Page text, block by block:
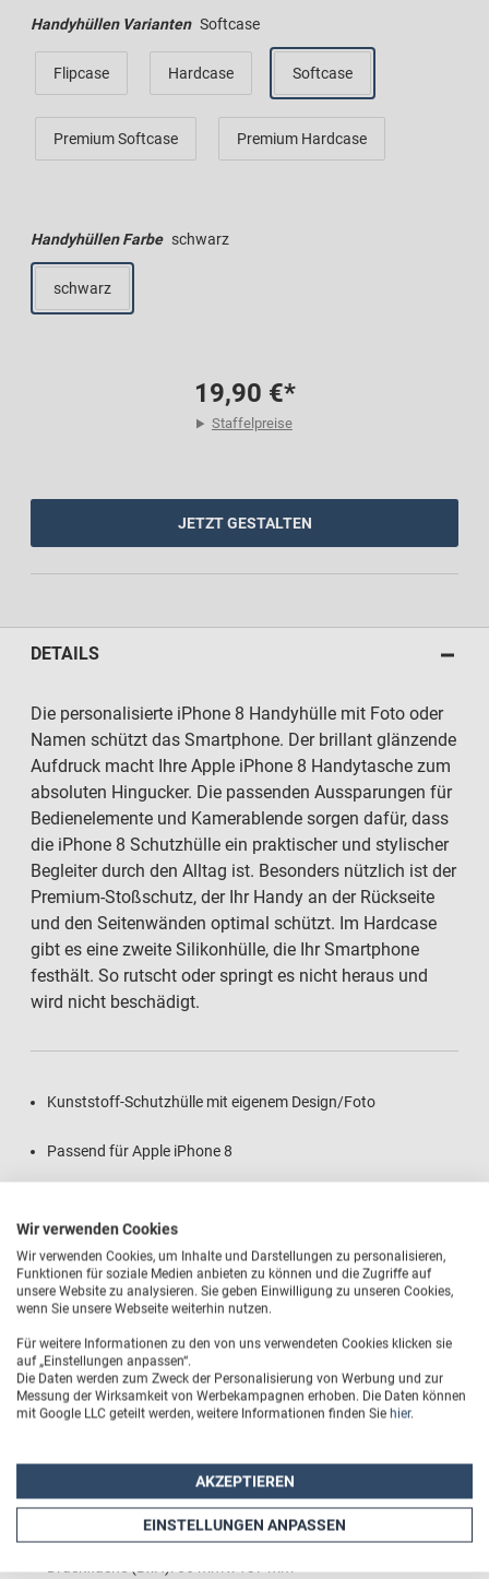
Handyhüllen Varianten Softcase
Flipcase Hardcase Softcase
Premium Softcase Premium Hardcase
Handyhüllen Farbe schwarz
schwarz
19,90 €*
Staffelpreise
JETZT GESTALTEN
DETAILS
Die personalisierte iPhone 8 Handyhülle mit Foto oder
Namen schützt das Smartphone. Der brillant glänzende
Aufdruck macht Ihre Apple iPhone 8 Handytasche zum
absoluten Hingucker. Die passenden Aussparungen für
Bedienelemente und Kamerablende sorgen dafür, dass
die iPhone 8 Schutzhülle ein praktischer und stylischer
Begleiter durch den Alltag ist. Besonders nützlich ist der
Premium-Stoßschutz, der Ihr Handy an der Rückseite
und den Seitenwänden optimal schützt. Im Hardcase
gibt es eine zweite Silikonhülle, die Ihr Smartphone
festhält. So rutscht oder springt es nicht heraus und
wird nicht beschädigt.
Kunststoff-Schutzhülle mit eigenem Design/Foto
Passend für Apple iPhone 8
Farben: Weiß, Schwarz
Rückseite metallverstärkt
Brillant glänzende Foto-Druckqualität
Absolut kratzfester Aufdruck
Kamerablende
Außenmaße (BxHxT): 7 cm x 14 cm x 1 cm
Druckfläche (BxH): 66 mm x 137 mm
Wir verwenden Cookies
Wir verwenden Cookies, um Inhalte und Darstellungen zu personalisieren,
Funktionen für soziale Medien anbieten zu können und die Zugriffe auf
unsere Website zu analysieren. Sie geben Einwilligung zu unseren Cookies,
wenn Sie unsere Webseite weiterhin nutzen.
Für weitere Informationen zu den von uns verwendeten Cookies klicken sie
auf „Einstellungen anpassen“.
Die Daten werden zum Zweck der Personalisierung von Werbung und zur
Messung der Wirksamkeit von Werbekampagnen erhoben. Die Daten können
mit Google LLC geteilt werden, weitere Informationen finden Sie hier.
AKZEPTIEREN
EINSTELLUNGEN ANPASSEN